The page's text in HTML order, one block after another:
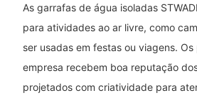
As garrafas de água isoladas
para atividades ao ar livre, como
ser usadas em festas ou viagens.
empresa recebem boa reputação
projetados com criatividade para